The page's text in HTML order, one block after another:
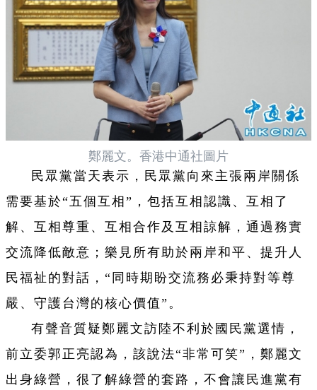
鄭麗文。香港中通社圖片
民眾黨當天表示，民眾黨向來主張兩岸關係
需要基於“五個互相”，包括互相認識、互相了
解、互相尊重、互相合作及互相諒解，通過務實
交流降低敵意；樂見所有助於兩岸和平、提升人
民福祉的對話，“同時期盼交流務必秉持對等尊
嚴、守護台灣的核心價值”。
有聲音質疑鄭麗文訪陸不利於國民黨選情，
前立委郭正亮認為，該說法“非常可笑”，鄭麗文
出身綠營，很了解綠營的套路，不會讓民進黨有